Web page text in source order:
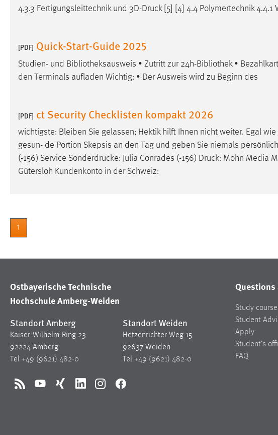
4.3.3 Fertigungsleittechnik und 3D-Druck[5] [4] 4.4 Polymertechnik 4.4.1
[PDF] Quick-Start-Guide 2025
Studien- und Bibliotheksausweis • Zutritt zur 24h-Bibliothek •
den Terminals aufladen Wichtig: • Der Ausweis wird zu Beginn des
[PDF] ct Security Checklisten kompakt 2026
wichtigste: Bleiben Sie gelassen; Hektik hilft Ihnen nicht weiter. Egal
gesun- de Portion Skepsis an den Tag und geben Sie niemals
(-156) Service Sonderdrucke: Julia Conrades (-156) Druck: Mohn Media
Gütersloh Kundenkonto in der Schweiz:
1
Ostbayerische Technische
Hochschule Amberg-Weiden
Standort Amberg
Kaiser-Wilhelm-Ring 23
92224 Amberg
Tel +49 (9621) 482-0
Standort Weiden
Hetzenrichter Weg 15
92637 Weiden
Tel +49 (9621) 482-0
RSS YouTubeXing LinkedInInstagramFacebook
Study
Student
Apply
Student’s
FAQ